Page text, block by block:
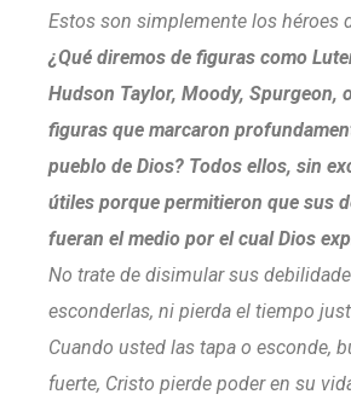
Estos son simplemente los héroes
¿Qué diremos de figuras como
Hudson Taylor, Moody, Spurgeon,
figuras que marcaron
pueblo de Dios? Todos ellos, sin
útiles porque permitieron que sus
fueran el medio por el cual Dios
No trate de disimular sus
esconderlas, ni pierda el tiempo
Cuando usted las tapa o esconde,
fuerte, Cristo pierde poder en su